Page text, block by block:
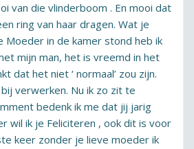
van die vlinderboom . En mooi dat
ring van haar dragen. Wat je
Moeder in de kamer stond heb ik
mijn man, het is vreemd in het
dat het niet ‘ normaal’ zou zijn.
verwerken. Nu ik zo zit te
bedenk ik me dat jij jarig
wil ik je Feliciteren , ook dit is voor
keer zonder je lieve moeder ik